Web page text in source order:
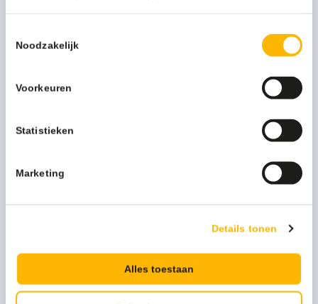
Noodzakelijk
Voorkeuren
Statistieken
Marketing
Details tonen
Alles toestaan
Gewicht (kg)
Functionele productnaam
Model VB 718061
V-part